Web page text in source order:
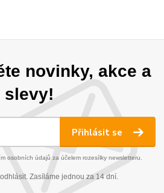
novinky, akce a
slevy!
Přihlásit se
osobních údajů za účelem rozesílky newsletteru.
Zasíláme jednou za 14 dní.